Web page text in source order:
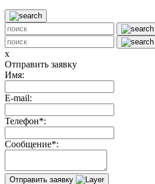
x
Отправить заявку
Имя:
E-mail:
Телефон*:
Сообщение*:
Отправить заявку